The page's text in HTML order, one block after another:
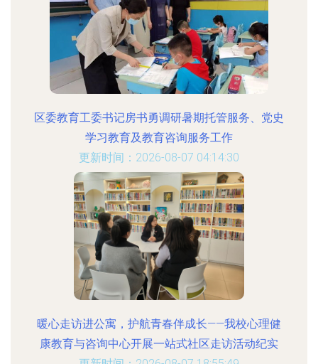
区委教育工委书记房书勇调研暑期托管服务、党史
学习教育及教育咨询服务工作
更新时间：2026-08-07 04:14:30
暖心走访进公寓，护航青春伴成长——我校心理健
康教育与咨询中心开展一站式社区走访活动纪实